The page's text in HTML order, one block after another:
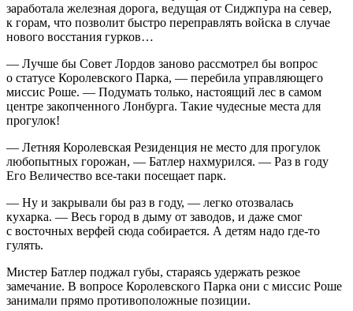
заработала железная дорога, ведущая от Сиджпура на север,
к горам, что позволит быстро переправлять войска в случае
нового восстания гурков…
— Лучше бы Совет Лордов заново рассмотрел бы вопрос
о статусе Королевского Парка, — перебила управляющего
миссис Роше. — Подумать только, настоящий лес в самом
центре закопченного Лонбурга. Такие чудесные места для
прогулок!
— Летняя Королевская Резиденция не место для прогулок
любопытных горожан, — Батлер нахмурился. — Раз в году
Его Величество все-таки посещает парк.
— Ну и закрывали бы раз в году, — легко отозвалась
кухарка. — Весь город в дыму от заводов, и даже смог
с восточных верфей сюда собирается. А детям надо где-то
гулять.
Мистер Батлер поджал губы, стараясь удержать резкое
замечание. В вопросе Королевского Парка они с миссис Роше
занимали прямо противоположные позиции.